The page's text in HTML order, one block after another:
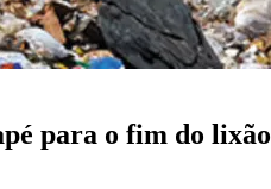
para o fim do lixão